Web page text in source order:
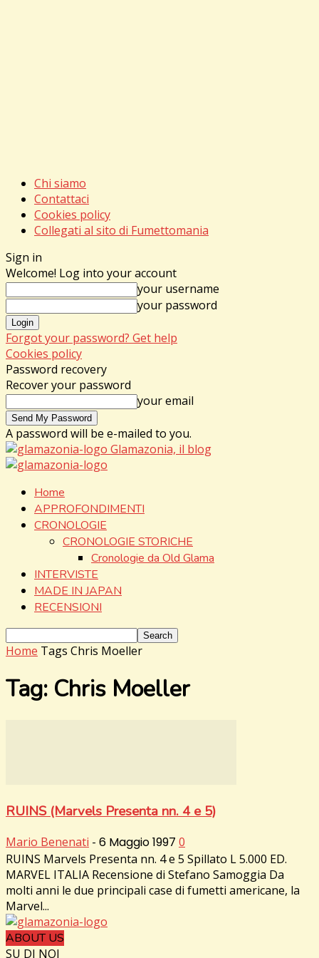
Chi siamo
Contattaci
Cookies policy
Collegati al sito di Fumettomania
Sign in
Welcome! Log into your account
your username
your password
Forgot your password? Get help
Cookies policy
Password recovery
Recover your password
your email
A password will be e-mailed to you.
Glamazonia, il blog
Home
APPROFONDIMENTI
CRONOLOGIE
CRONOLOGIE STORICHE
Cronologie da Old Glama
INTERVISTE
MADE IN JAPAN
RECENSIONI
Home Tags Chris Moeller
Tag: Chris Moeller
RUINS (Marvels Presenta nn. 4 e 5)
Mario Benenati - 6 Maggio 1997 0
RUINS Marvels Presenta nn. 4 e 5 Spillato L 5.000 ED.
MARVEL ITALIA Recensione di Stefano Samoggia Da
molti anni le due principali case di fumetti americane, la
Marvel...
ABOUT US
SU DI NOI